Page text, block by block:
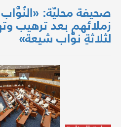
صحيفة محليّة: «النُوَّاب
زملائهم بعد ترهيب
لثلاثةِ نوَّاب شيعة»